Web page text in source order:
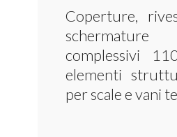
Coperture,
complessivi
elementi
per scale e vani